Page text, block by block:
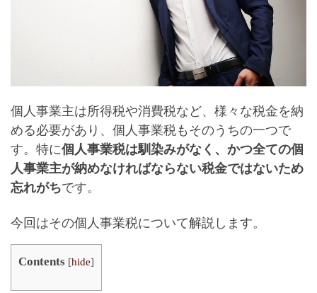
個人事業主は所得税や消費税など、様々な税金を納
める必要があり、個人事業税もそのうちの一つで
す。特に個人事業税は馴染みがなく、 かつ全ての個
人事業主が納めなければならない税金ではないため
忘れがちです。
今回はその個人事業税について解説します。
Contents [hide]